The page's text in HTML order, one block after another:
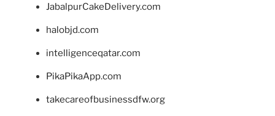
JabalpurCakeDelivery.com
halobjd.com
intelligenceqatar.com
PikaPikaApp.com
takecareofbusinessdfw.org